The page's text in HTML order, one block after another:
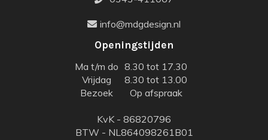
info@mdgdesign.nl
Openingstijden
Ma t/m do 8.30 tot 17.30
Vrijdag
8.30 tot 13.00
Bezoek
Op afspraak
KvK - 86820796
BTW - NL864098261B01